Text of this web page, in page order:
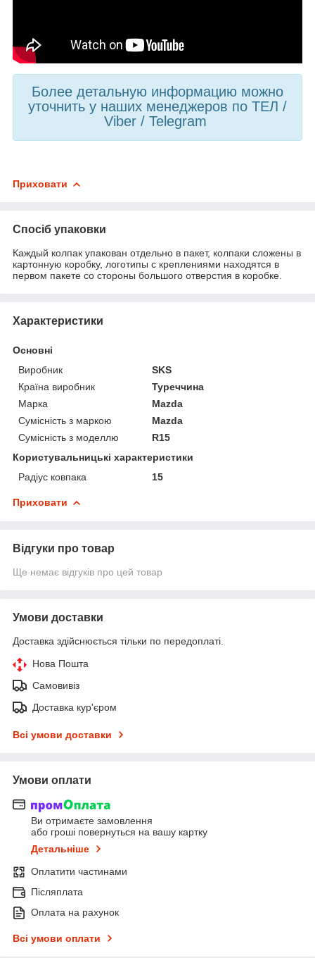
Более детальную информацию можно
уточнить у наших менеджеров по ТЕЛ /
Viber / Telegram
Приховати
Спосіб упаковки
Каждый колпак упакован отдельно в пакет, колпаки сложены в
картонную коробку, логотипы с креплениями находятся в
первом пакете со стороны большого отверстия в коробке.
Характеристики
Основні
Виробник
SKS
Країна виробник
Туреччина
Марка
Mazda
Сумісність з маркою
Mazda
Сумісність з моделлю
R15
Користувальницькі характеристики
Радіус ковпака
15
Приховати
Відгуки про товар
Ще немає відгуків про цей товар
Умови доставки
Доставка здійснюється тільки по передоплаті.
Нова Пошта
Самовивіз
Доставка кур'єром
Всі умови доставки
Умови оплати
Ви отримаєте замовлення
або гроші повернуться на вашу картку
Детальніше
Оплатити частинами
Післяплата
Оплата на рахунок
Всі умови оплати